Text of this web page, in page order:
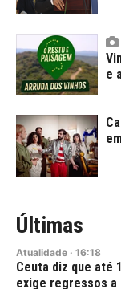
e
Últimas
Atualidade · 16:18
Ceuta diz que até
exige regressos a